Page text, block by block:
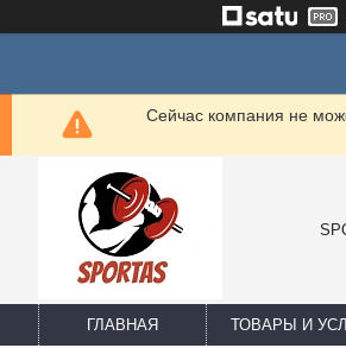
Сейчас компания не
ГЛАВНАЯ ТОВАРЫ И